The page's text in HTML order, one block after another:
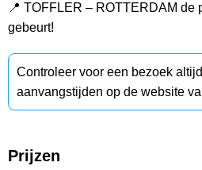
📍 TOFFLER – ROTTERDAM de
gebeurt!
Controleer voor een bezoek
aanvangstijden op de website
Prijzen